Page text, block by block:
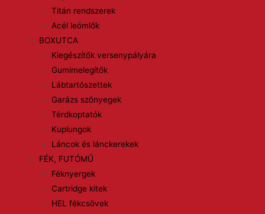
Titán rendszerek
Acél leömlők
BOXUTCA
Kiegészítők versenypályára
Gumimelegítők
Lábtartószettek
Garázs szőnyegek
Térdkoptatók
Kuplungok
Láncok és lánckerekek
FÉK, FUTÓMŰ
Féknyergek
Cartridge kitek
HEL fékcsövek